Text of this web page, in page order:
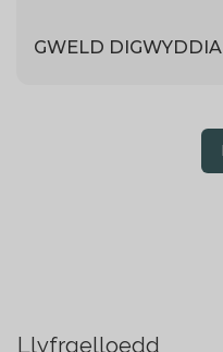
GWELD
Llyfrgelloedd